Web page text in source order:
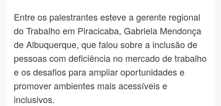
Entre os palestrantes esteve a gerente regional
do Trabalho em Piracicaba, Gabriela Mendonça
de Albuquerque, que falou sobre a inclusão de
pessoas com deficiência no mercado de trabalho
e os desafios para ampliar oportunidades e
promover ambientes mais acessíveis e
inclusivos.